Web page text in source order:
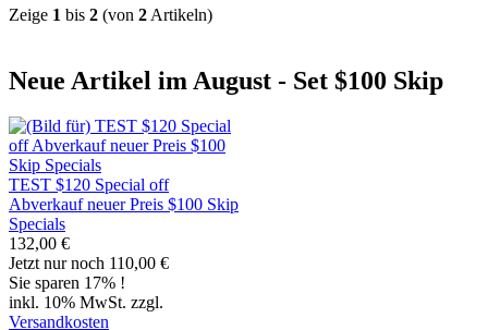
Zeige 1 bis 2 (von 2 Artikeln)
Neue Artikel im August - Set $100 Skip
TEST $120 Special off
Abverkauf neuer Preis $100 Skip
Specials
132,00 €
Jetzt nur noch 110,00 €
Sie sparen 17% !
inkl. 10% MwSt. zzgl.
Versandkosten